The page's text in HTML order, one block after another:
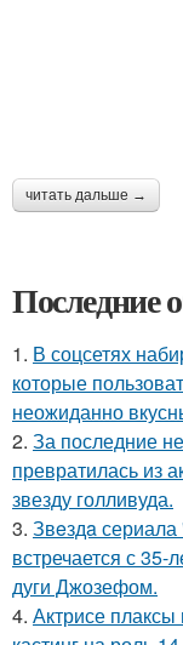
читать дальше →
Последние
1. В соцсетях
которые
неожиданно
2. За последние
превратилась из
звезду голливуда.
3. Звeздa
встречается с
дуги Джозефом.
4. Актрисе